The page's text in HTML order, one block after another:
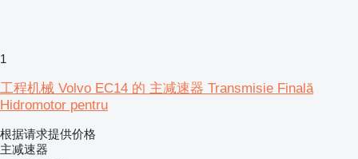
1
工程机械 Volvo EC14 的 主减速器 Transmisie Finală
Hidromotor pentru
根据请求提供价格
主减速器